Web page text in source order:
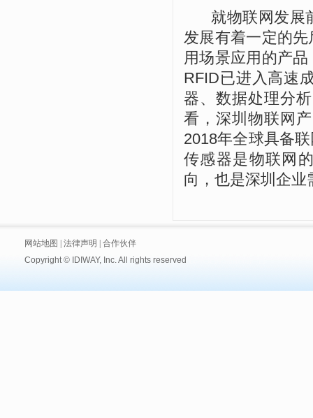
就物联网发展前
发展有着一定的
用场景应用的产
RFID已进入高速
器、数据处理分
看，深圳物联网
2018年全球具备
传感器是物联网
向，也是深圳企
网站地图 法律声明
合作伙伴
Copyright © IDIWAY, Inc. All rights reserved